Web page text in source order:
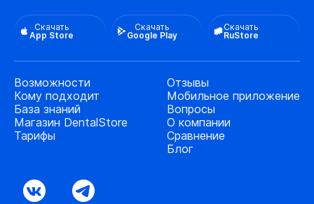
Скачать
App Store
Скачать
Google Play
Скачать
RuStore
Возможности
Кому подходит
База знаний
Магазин DentalStore
Тарифы
Отзывы
Мобильное приложение
Вопросы
О компании
Сравнение
Блог